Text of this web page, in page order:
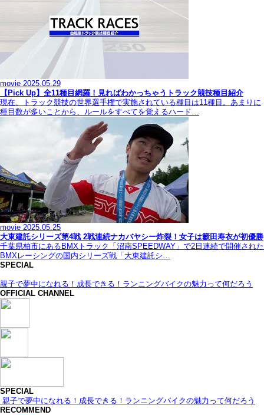
movie 2025.05.29
【Pick Up】全11種目網羅！見ればわかっちゃうトラック競技種目紹介
現在、トラック競技の世界選手権で実施されている種目は11種目。あまりに
種目数が多いことから、ルールをすべてを覚えるハード…
movie 2025.05.25
大東建託シリーズ第4戦 2戦連続ナカバヤシー炸裂！女子は籔田寿衣が初優勝
千葉県柏市にあるBMXトラック「沼南SPEEDWAY」で2日連続で開催された
BMXレーシングの国内シリーズ戦「大東建託シ…
SPECIAL
親子で夢中になれる！成長できる！ランニングバイクの魅力って何だろう
OFFICIAL CHANNEL
SPECIAL
親子で夢中になれる！成長できる！ランニングバイクの魅力って何だろう
RECOMMEND